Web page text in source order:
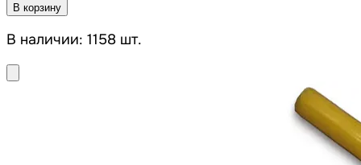
В корзину
В наличии: 1158 шт.